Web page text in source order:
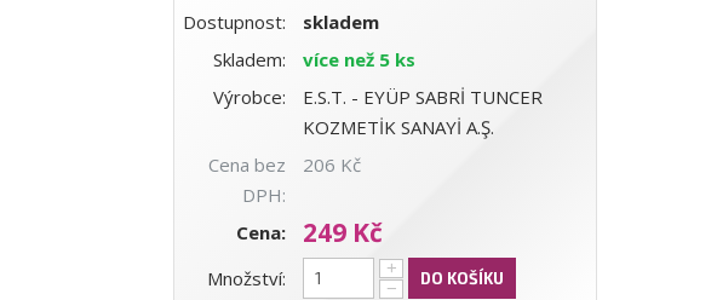
Dostupnost:
skladem
Skladem:
více než 5 ks
Výrobce:
E.S.T. - EYÜP SABRİ TUNCER
KOZMETİK SANAYİ A.Ş.
Cena bez
DPH:
206 Kč
Cena: 249 Kč
Množství:
+
−
DO KOŠÍKU